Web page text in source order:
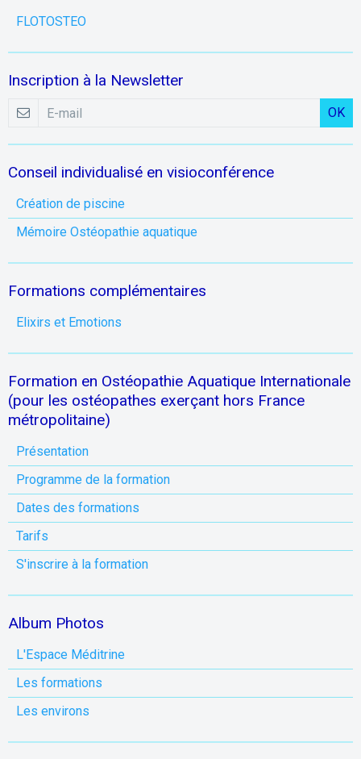
FLOTOSTEO
Inscription à la Newsletter
OK
Conseil individualisé en visioconférence
Création de piscine
Mémoire Ostéopathie aquatique
Formations complémentaires
Elixirs et Emotions
Formation en Ostéopathie Aquatique Internationale
(pour les ostéopathes exerçant hors France
métropolitaine)
Présentation
Programme de la formation
Dates des formations
Tarifs
S'inscrire à la formation
Album Photos
L'Espace Méditrine
Les formations
Les environs